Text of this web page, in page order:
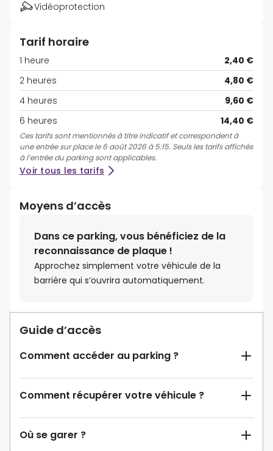
Vidéoprotection
Tarif horaire
1 heure
2,40 €
2 heures
4,80 €
4 heures
9,60 €
6 heures
14,40 €
Ces tarifs sont mentionnés à titre indicatif et correspondent à
une entrée sur place le 6 août 2026 à 5:15. Seuls les tarifs affichés
à l’entrée du parking sont applicables.
Voir tous les tarifs
Moyens d’accès
Dans ce parking, vous bénéficiez de la
reconnaissance de plaque !
Approchez simplement votre véhicule de la
barrière qui s’ouvrira automatiquement.
Guide d’accès
Comment accéder au parking ?
Comment récupérer votre véhicule ?
Où se garer ?